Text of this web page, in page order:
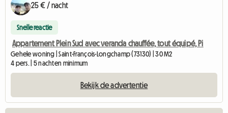
25 € / nacht
Snelle reactie
Appartement Plein Sud avec veranda chauffée, tout équipé, Pi
Gehele woning | Saint-François-Longchamp (73130) | 30 M2
4 pers. | 5 nachten minimum
Bekijk de advertentie